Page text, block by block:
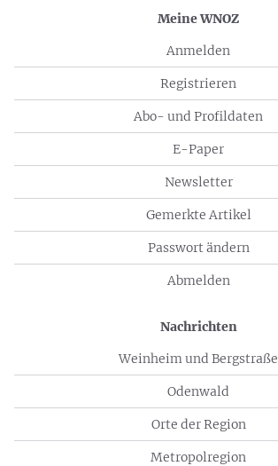
Meine WNOZ
Anmelden
Registrieren
Abo- und Profildaten
E-Paper
Newsletter
Gemerkte Artikel
Passwort ändern
Abmelden
Nachrichten
Weinheim und Bergstraße
Odenwald
Orte der Region
Metropolregion